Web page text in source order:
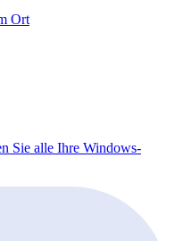
Ort
Sie alle Ihre Windows-